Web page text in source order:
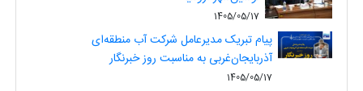
1405/05/17
پیام تبریک مدیرعامل شرکت آب منطقه‌ای
آذربایجان‌غربی به مناسبت روز خبرنگار
1405/05/17